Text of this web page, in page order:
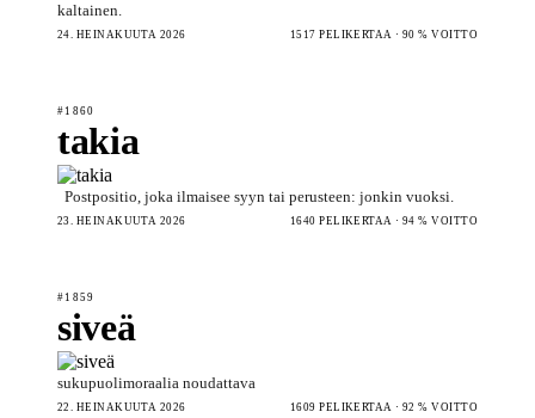
kaltainen.
24. HEINÄKUUTA 2026 1517 PELIKERTAA · 90 % VOITTO
#1860
takia
Postpositio, joka ilmaisee syyn tai perusteen: jonkin vuoksi.
23. HEINÄKUUTA 2026 1640 PELIKERTAA · 94 % VOITTO
#1859
siveä
sukupuolimoraalia noudattava
22. HEINÄKUUTA 2026 1609 PELIKERTAA · 92 % VOITTO